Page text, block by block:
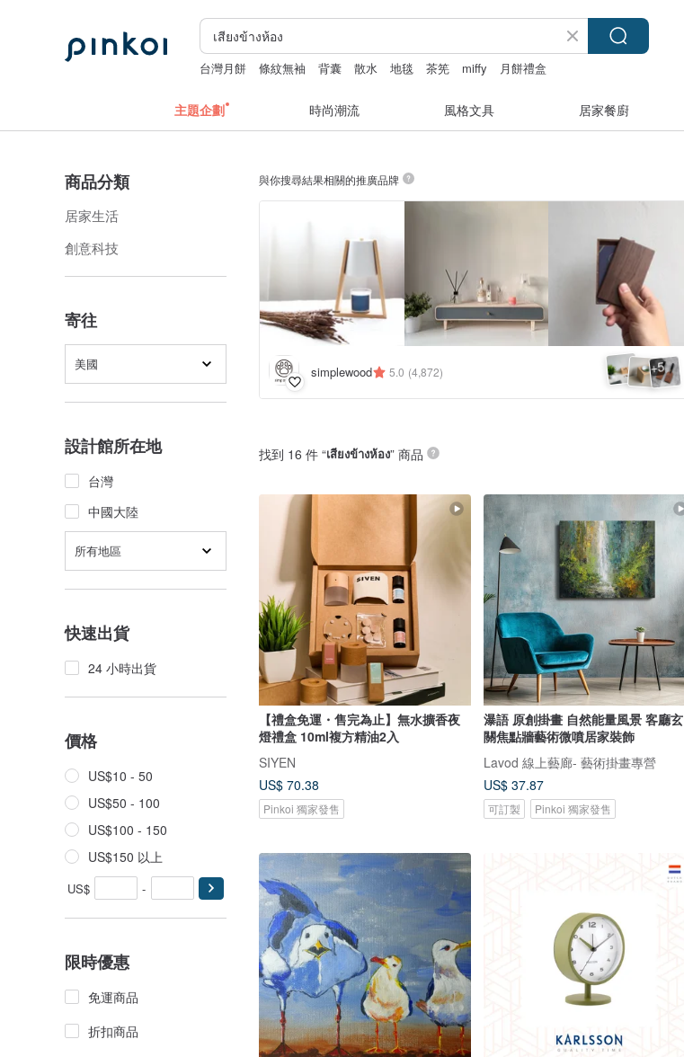
台灣月餅 條紋無袖 背囊 散水 地毯 茶筅 miffy 月餅禮盒
主題企劃 時尚潮流 風格文具 居家餐廚
商品分類
居家生活
創意科技
寄往
美國
設計館所在地
台灣
中國大陸
所有地區
快速出貨
24 小時出貨
價格
US$10 - 50
US$50 - 100
US$100 - 150
US$150 以上
US$ -
限時優惠
免運商品
折扣商品
與你搜尋結果相關的推廣品牌
simplewood 5.0 (4,872) +5
找到 16 件 “เสียงข้างห้อง” 商品
【禮盒免運・售完為止】無水擴香夜
燈禮盒 10ml複方精油2入
SIYEN
US$ 70.38
Pinkoi 獨家發售
瀑語 原創掛畫 自然能量風景 客廳玄
關焦點牆藝術微噴居家裝飾
Lavod 線上藝廊- 藝術掛畫專營
US$ 37.87
可訂製 Pinkoi 獨家發售